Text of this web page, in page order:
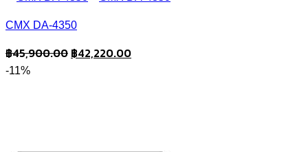
CMX DA-4350
฿45,900.00 Original
฿42,220.00Current
-11%